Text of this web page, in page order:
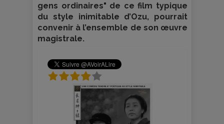
gens ordinaires" de ce film typique
du style inimitable d’Ozu, pourrait
convenir à l’ensemble de son œuvre
magistrale.